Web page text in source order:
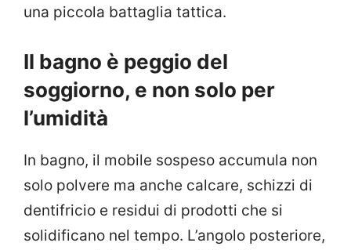
una piccola battaglia tattica.
Il bagno è peggio del
soggiorno, e non solo per
l’umidità
In bagno, il mobile sospeso accumula non
solo polvere ma anche calcare, schizzi di
dentifricio e residui di prodotti che si
solidificano nel tempo. L’angolo posteriore,